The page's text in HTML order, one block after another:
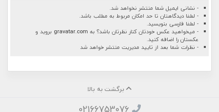
- نشانی ایمیل شما منتشر نخواهد شد.
- لطفا دیدگاهتان تا حد امکان مربوط به مطلب باشد.
- لطفا فارسی بنویسید.
- میخواهید عکس خودتان کنار نظرتان باشد؟ به gravatar.com بروید و
عکستان را اضافه کنید.
- نظرات شما بعد از تایید مدیریت منتشر خواهد شد
برگشت به بالا